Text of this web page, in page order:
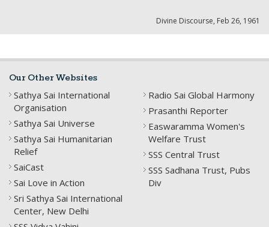
Divine Discourse, Feb 26, 1961
Our Other Websites
Sathya Sai International
Organisation
Sathya Sai Universe
Sathya Sai Humanitarian
Relief
SaiCast
Sai Love in Action
Radio Sai Global Harmony
Prasanthi Reporter
Easwaramma Women's
Welfare Trust
SSS Central Trust
SSS Sadhana Trust, Pubs
Div
Sri Sathya Sai International
Center, New Delhi